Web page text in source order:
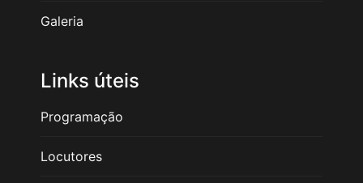
Galeria
Links úteis
Programação
Locutores